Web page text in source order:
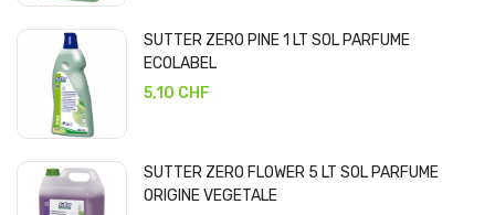
SUTTER ZERO PINE 1 LT SOL PARFUME
ECOLABEL
5,10 CHF
SUTTER ZERO FLOWER 5 LT SOL PARFUME
ORIGINE VEGETALE